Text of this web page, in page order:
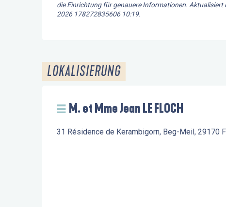
die Einrichtung für genauere Informationen. Aktualisiert
2026 178272835606 10:19.
LOKALISIERUNG
M. et Mme Jean LE FLOCH
31 Résidence de Kerambigorn, Beg-Meil, 29170